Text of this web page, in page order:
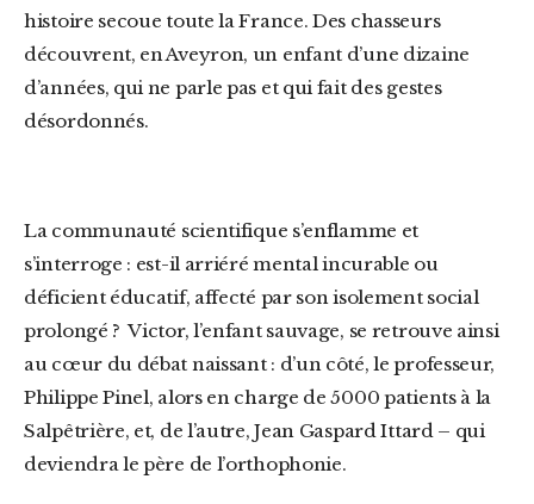
histoire secoue toute la France. Des chasseurs
découvrent, en Aveyron, un enfant d’une dizaine
d’années, qui ne parle pas et qui fait des gestes
désordonnés.
La communauté scientifique s’enflamme et
s’interroge : est-il arriéré mental incurable ou
déficient éducatif, affecté par son isolement social
prolongé ? Victor, l’enfant sauvage, se retrouve ainsi
au cœur du débat naissant : d’un côté, le professeur,
Philippe Pinel, alors en charge de 5000 patients à la
Salpêtrière, et, de l’autre, Jean Gaspard Ittard – qui
deviendra le père de l’orthophonie.